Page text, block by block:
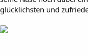
glücklichsten und